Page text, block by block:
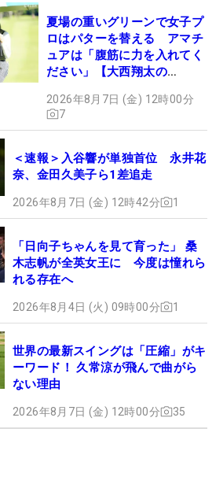
夏場の重いグリーンで女子プ
ロはパターを替える アマチ
ュアは「腹筋に力を入れてく
ださい」【大西翔太の
2026年8月7日 (金) 12時00分
7
＜速報＞入谷響が単独首位 永井花
奈、金田久美子ら1差追走
2026年8月7日 (金) 12時42分 1
「日向子ちゃんを見て育った」 桑
木志帆が全英女王に 今度は憧れら
れる存在へ
2026年8月4日 (火) 09時00分 1
世界の最新スイングは「圧縮」がキ
ーワード！ 久常涼が飛んで曲がら
ない理由
2026年8月7日 (金) 12時00分 35